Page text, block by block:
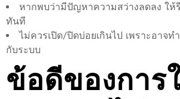
หากพบว่ามีปัญหาความสว่างลดลง ให้
ทันที
ไม่ควรเปิด/ปิดบ่อยเกินไป เพราะอาจท
กับระบบ
ข้อดีของการ